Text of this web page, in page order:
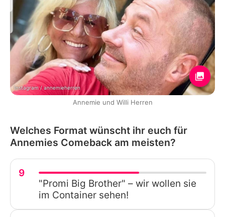
Instagram / annemieherren
Annemie und Willi Herren
Welches Format wünscht ihr euch für
Annemies Comeback am meisten?
9
"Promi Big Brother" – wir wollen sie
im Container sehen!